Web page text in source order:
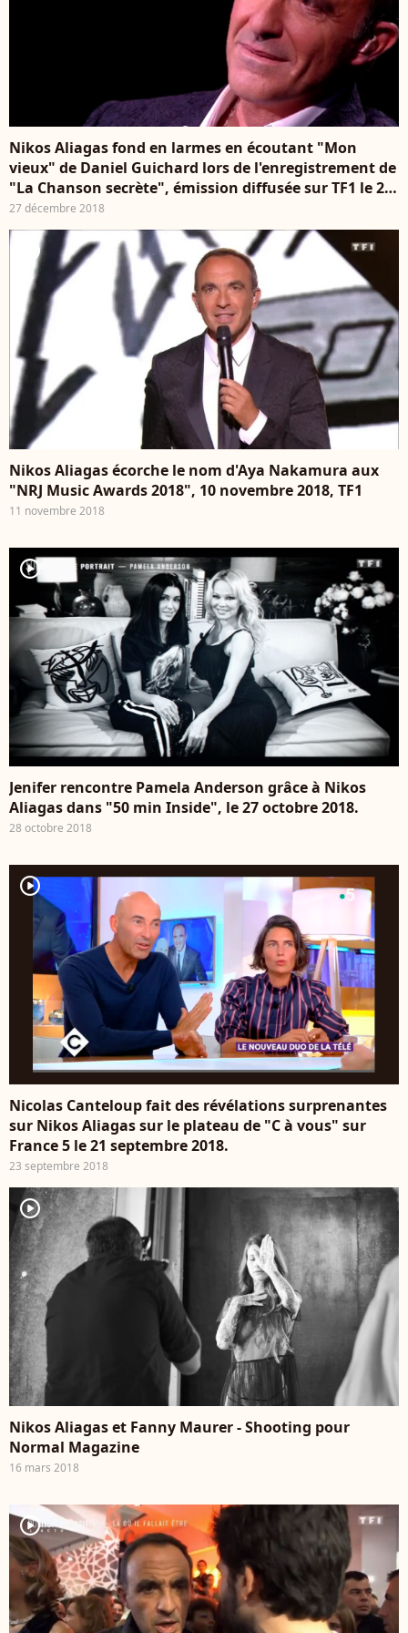
Nikos Aliagas fond en larmes en écoutant "Mon
vieux" de Daniel Guichard lors de l'enregistrement de
"La Chanson secrète", émission diffusée sur TF1 le 29
décembre 2018.
27 décembre 2018
player2
Nikos Aliagas écorche le nom d'Aya Nakamura aux
"NRJ Music Awards 2018", 10 novembre 2018, TF1
11 novembre 2018
player2
Jenifer rencontre Pamela Anderson grâce à Nikos
Aliagas dans "50 min Inside", le 27 octobre 2018.
28 octobre 2018
player2
Nicolas Canteloup fait des révélations surprenantes
sur Nikos Aliagas sur le plateau de "C à vous" sur
France 5 le 21 septembre 2018.
23 septembre 2018
player2
Nikos Aliagas et Fanny Maurer - Shooting pour
Normal Magazine
16 mars 2018
player2